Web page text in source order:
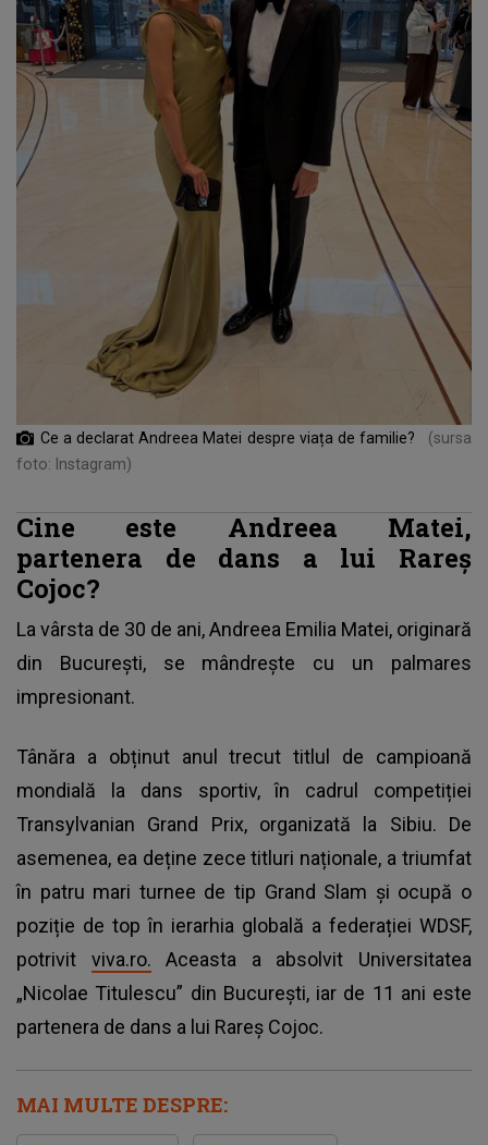
Ce a declarat Andreea Matei despre viața de familie?
(sursa
foto: Instagram)
Cine este Andreea Matei,
partenera de dans a lui Rareș
Cojoc?
La vârsta de 30 de ani,Andreea Emilia Matei, originară
din București, se mândrește cu un palmares
impresionant.
Tânăra a obținut anul trecut titlul de campioană
mondială la dans sportiv, în cadrul competiției
Transylvanian Grand Prix, organizată la Sibiu. De
asemenea, ea deține zece titluri naționale, a triumfat
în patru mari turnee de tip Grand Slam și ocupă o
poziție de top în ierarhia globală a federației WDSF,
potrivit viva.ro. Aceasta a absolvit Universitatea
„Nicolae Titulescu” din București, iar de 11 ani este
partenera de dans a lui Rareș Cojoc.
MAI MULTE DESPRE: